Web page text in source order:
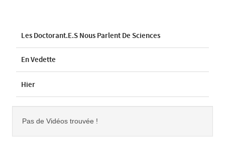
Les Doctorant.e.s Nous Parlent De Sciences
En Vedette
Hier
Pas de Vidéos trouvée !